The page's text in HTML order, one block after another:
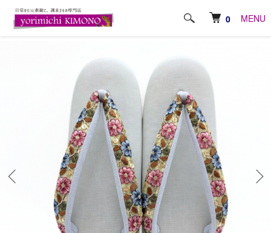
0 MENU
ホーム おしゃれ小物 草履・下駄